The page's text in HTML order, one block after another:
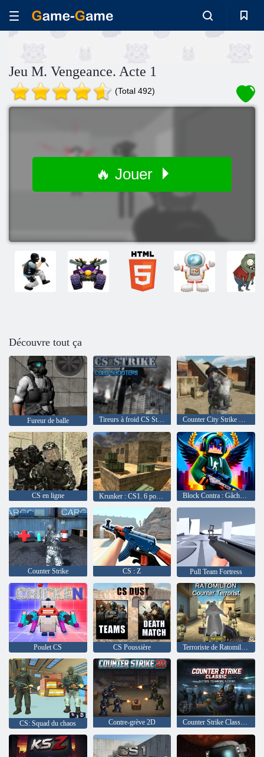
Jeu M. Vengeance. Acte 1
(Total 492)
🔥 Jouer
Découvre tout ça
Fureur de balle Tireurs à froid CS Strike Counter City Strike Commando Action
CS en ligne Krunker : CS1. 6 poussière 2 Block Contra : Gâche d'embrayage
Counter Strike CS : Z Pull Team Fortress
Poulet CS CS Poussière Terroriste de Ratomilton
CS: Squad du chaos Contre-grève 2D Counter Strike Classique